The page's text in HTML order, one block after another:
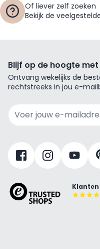
Of liever zelf zoeken
Bekijk de
Blijf op de hoogte
Ontvang wekelijks de
rechtstreeks in jou e-